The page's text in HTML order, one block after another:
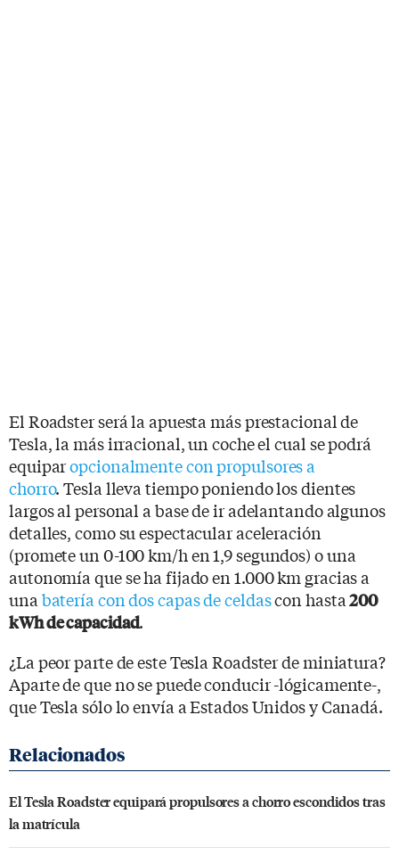
El Roadster será la apuesta más prestacional de
Tesla, la más irracional, un coche el cual se podrá
equiparopcionalmente con propulsores a
chorro. Tesla lleva tiempo poniendo los dientes
largos al personal a base de ir adelantando algunos
detalles, como su espectacular aceleración
(promete un 0-100 km/h en 1,9 segundos) o una
autonomía que se ha fijado en 1.000 km gracias a
una batería con dos capas de celdascon hasta200
kWh de capacidad.
¿La peor parte de este Tesla Roadster de miniatura?
Aparte de que no se puede conducir -lógicamente-,
que Tesla sólo lo envía a Estados Unidos y Canadá.
El Tesla Roadster equipará propulsores a chorro escondidos tras
la matrícula